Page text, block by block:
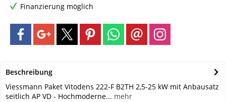
Finanzierung möglich
Beschreibung
Viessmann Paket Vitodens 222-F B2TH 2,5-25 kW mit Anbausatz
seitlich AP VD - Hochmoderne... mehr